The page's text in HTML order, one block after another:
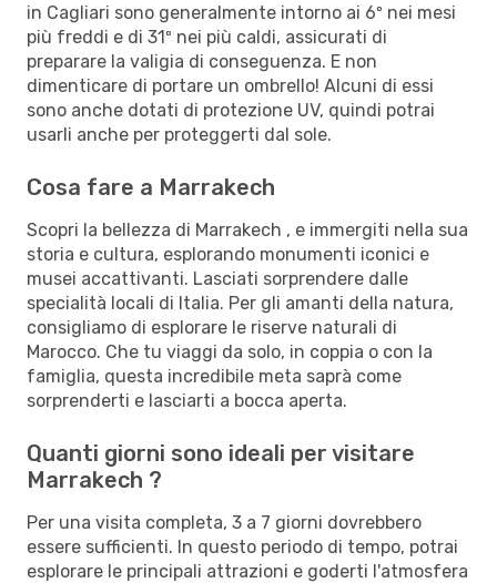
in Cagliari sono generalmente intorno ai 6º nei mesi
più freddi e di 31º nei più caldi, assicurati di
preparare la valigia di conseguenza. E non
dimenticare di portare un ombrello! Alcuni di essi
sono anche dotati di protezione UV, quindi potrai
usarli anche per proteggerti dal sole.
Cosa fare a Marrakech
Scopri la bellezza di Marrakech , e immergiti nella sua
storia e cultura, esplorando monumenti iconici e
musei accattivanti. Lasciati sorprendere dalle
specialità locali di Italia. Per gli amanti della natura,
consigliamo di esplorare le riserve naturali di
Marocco. Che tu viaggi da solo, in coppia o con la
famiglia, questa incredibile meta saprà come
sorprenderti e lasciarti a bocca aperta.
Quanti giorni sono ideali per visitare
Marrakech ?
Per una visita completa, 3 a 7 giorni dovrebbero
essere sufficienti. In questo periodo di tempo, potrai
esplorare le principali attrazioni e goderti l'atmosfera